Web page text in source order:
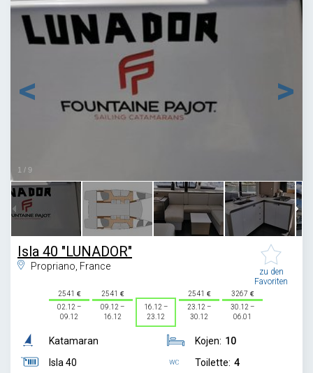
1 / 9
Isla 40 "LUNADOR"
Propriano, France
zu den
Favoriten
2541
02.12 –
09.12
2541
09.12 –
16.12
16.12 –
23.12
2541
23.12 –
30.12
3267
30.12 –
06.01
Katamaran
Isla 40
Kojen: 10
Toilette: 4